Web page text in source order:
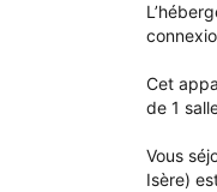
Cet
de 1
Vous
Isère)